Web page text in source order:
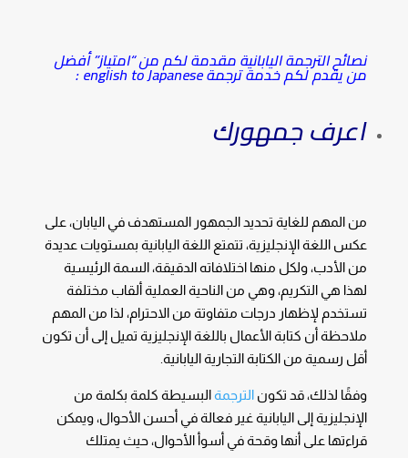
نصائح الترجمة اليابانية مقدمة لكم من “امتياز” أفضل
من يقدم لكم خدمة ترجمة english to Japanese :
اعرف جمهورك
من المهم للغاية تحديد الجمهور المستهدف في اليابان، على
عكس اللغة الإنجليزية، تتمتع اللغة اليابانية بمستويات عديدة
من الأدب، ولكل منها اختلافاته الدقيقة، السمة الرئيسية
لهذا هي التكريم، وهي من الناحية العملية ألقاب مختلفة
تستخدم لإظهار درجات متفاوتة من الاحترام، لذا من المهم
ملاحظة أن كتابة الأعمال باللغة الإنجليزية تميل إلى أن تكون
أقل رسمية من الكتابة التجارية اليابانية.
وفقًا لذلك، قد تكون الترجمةالبسيطة كلمة بكلمة من
الإنجليزية إلى اليابانية غير فعالة في أحسن الأحوال، ويمكن
قراءتها على أنها وقحة في أسوأ الأحوال، حيث يمتلك